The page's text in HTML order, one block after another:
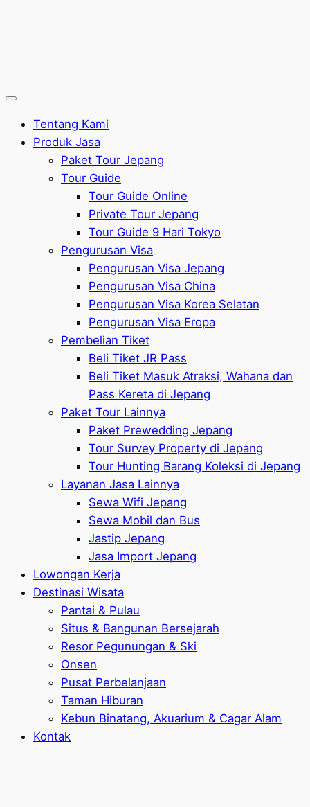
Tentang Kami
Produk Jasa
Paket Tour Jepang
Tour Guide
Tour Guide Online
Private Tour Jepang
Tour Guide 9 Hari Tokyo
Pengurusan Visa
Pengurusan Visa Jepang
Pengurusan Visa China
Pengurusan Visa Korea Selatan
Pengurusan Visa Eropa
Pembelian Tiket
Beli Tiket JR Pass
Beli Tiket Masuk Atraksi, Wahana dan
Pass Kereta di Jepang
Paket Tour Lainnya
Paket Prewedding Jepang
Tour Survey Property di Jepang
Tour Hunting Barang Koleksi di Jepang
Layanan Jasa Lainnya
Sewa Wifi Jepang
Sewa Mobil dan Bus
Jastip Jepang
Jasa Import Jepang
Lowongan Kerja
Destinasi Wisata
Pantai & Pulau
Situs & Bangunan Bersejarah
Resor Pegunungan & Ski
Onsen
Pusat Perbelanjaan
Taman Hiburan
Kebun Binatang, Akuarium & Cagar Alam
Kontak